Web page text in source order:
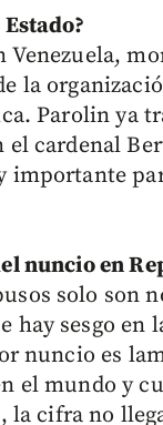
Venezuela,
la
Parolin ya
cardenal
importante
nuncio en
solo son
hay sesgo
nuncio es
el mundo y
la cifra no